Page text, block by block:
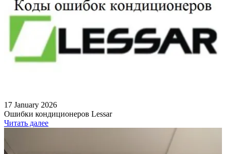
17 January 2026
Ошибки кондиционеров Lessar
Читать далее